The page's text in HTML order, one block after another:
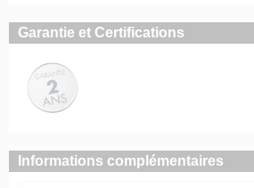
Garantie et Certifications
Informations complémentaires